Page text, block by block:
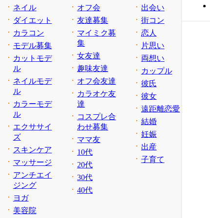
ネイル
ダイエット
カラコン
モデル募集
カットモデ
ル
ネイルモデ
ル
カラーモデ
ル
エクササイ
ズ
スキンケア
マッサージ
アンチエイ
ジング
ヨガ
美容院
オフ会
友達募集
マイミク募
集
女友達
趣味友達
オフ会友達
カラオケ友
達
コスプレ合
わせ募集
ママ友
10代
20代
30代
40代
出会い
街コン
恋人
片思い
両想い
カップル
彼氏
彼女
遠距離恋愛
結婚
妊娠
出産
子育て